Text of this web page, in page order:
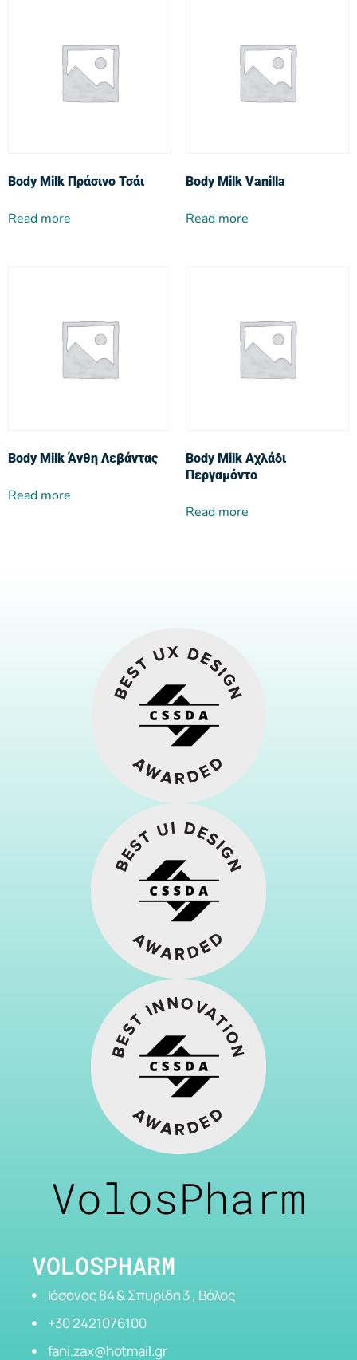
Body Milk Πράσινο Τσάι
Read more
Body Milk Vanilla
Read more
Body Milk Άνθη Λεβάντας
Read more
Body Milk Αχλάδι
Περγαμόντο
Read more
VolosPharm
VOLOSPHARM
Ιάσονος 84 & Σπυρίδη 3 , Βόλος
+30 2421076100
fani.zax@hotmail.gr